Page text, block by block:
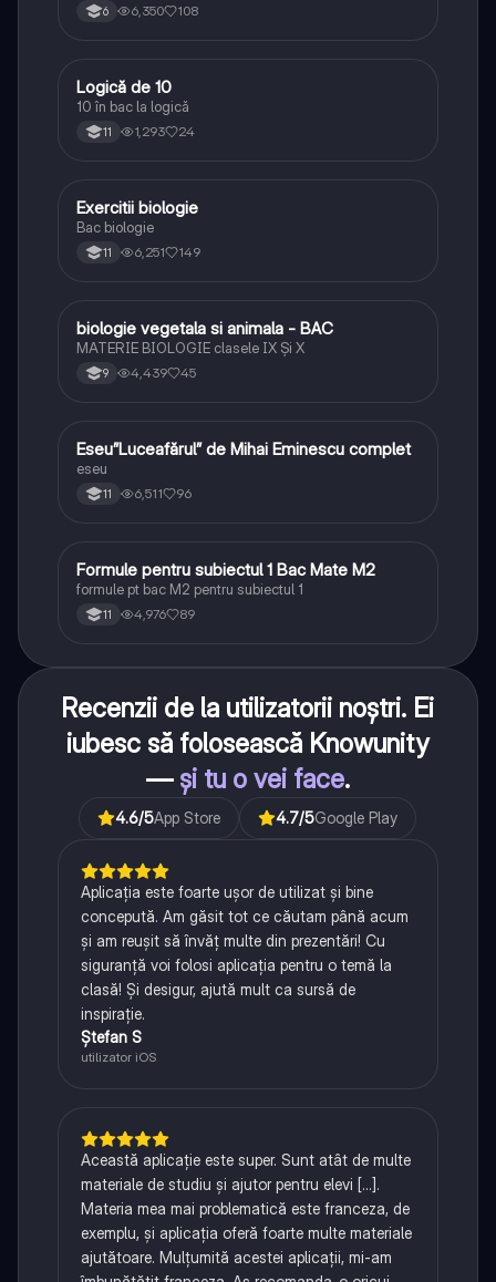
6 6,350 108
Logică
Logică de 10
10 în bac la logică
11 1,293 24
Biologie
Exercitii biologie
Bac biologie
11 6,251 149
Biologie
biologie vegetala si animala - BAC
MATERIE BIOLOGIE clasele IX Şi X
9 4,439 45
Limba și literatura română
Eseu”Luceafărul” de Mihai Eminescu complet
eseu
11 6,511 96
Matematică
Formule pentru subiectul 1 Bac Mate M2
formule pt bac M2 pentru subiectul 1
11 4,976 89
Recenzii de la utilizatorii noștri. Ei
iubesc să folosească Knowunity
— și tu o vei face.
4.6/5App Store 4.7/5Google Play
Aplicația este foarte ușor de utilizat și bine
concepută. Am găsit tot ce căutam până acum
și am reușit să învăț multe din prezentări! Cu
siguranță voi folosi aplicația pentru o temă la
clasă! Și desigur, ajută mult ca sursă de
inspirație.
Ștefan S
utilizator iOS
Această aplicație este super. Sunt atât de multe
materiale de studiu și ajutor pentru elevi [...].
Materia mea mai problematică este franceza, de
exemplu, și aplicația oferă foarte multe materiale
ajutătoare. Mulțumită acestei aplicații, mi-am